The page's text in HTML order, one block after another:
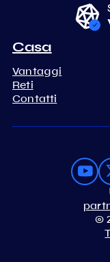
Casa
Vantaggi
Reti
Contatti
©